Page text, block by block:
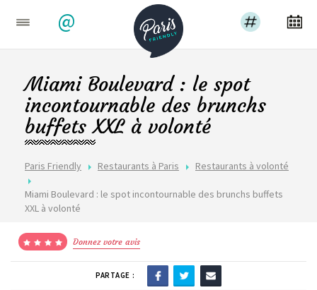
@
Paris Friendly Restaurants à Paris Restaurants à volonté
Miami Boulevard : le spot incontournable des brunchs buffets
XXL à volonté
Miami Boulevard : le spot
incontournable des brunchs
buffets XXL à volonté
Donnez votre avis
PARTAGE :